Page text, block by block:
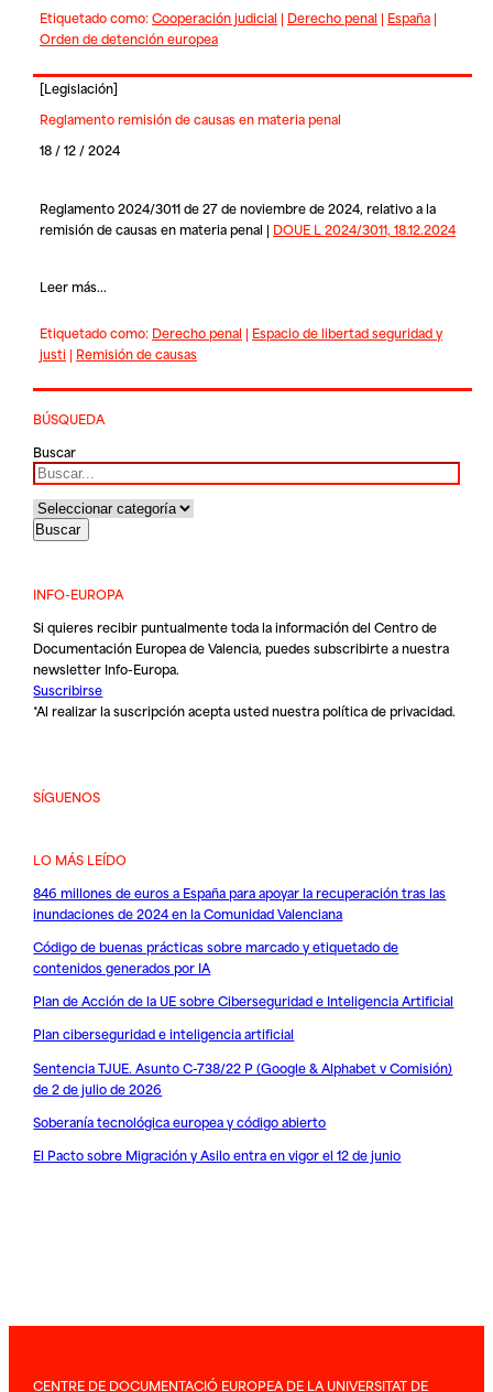
Etiquetado como:Cooperación judicial | Derecho penal | España|
Orden de detención europea
[Legislación]
Reglamento remisión de causas en materia penal
18 / 12 / 2024
Reglamento 2024/3011 de 27 de noviembre de 2024, relativo a la
remisión de causas en materia penal | DOUE L 2024/3011, 18.12.2024
Leer más...
Etiquetado como: Derecho penal | Espacio de libertad seguridad y
justi| Remisión de causas
BÚSQUEDA
Buscar
INFO-EUROPA
Si quieres recibir puntualmente toda la información del Centro de
Documentación Europea de Valencia, puedes subscribirte a nuestra
newsletter Info-Europa.
Suscribirse
*Al realizar la suscripción acepta usted nuestrapolítica de privacidad.
SÍGUENOS
LO MÁS LEÍDO
846 millones de euros a España para apoyar la recuperación tras las
inundaciones de 2024 en la Comunidad Valenciana
Código de buenas prácticas sobre marcado y etiquetado de
contenidos generados por IA
Plan de Acción de la UE sobre Ciberseguridad e Inteligencia Artificial
Plan ciberseguridad e inteligencia artificial
Sentencia TJUE. Asunto C-738/22 P (Google & Alphabet v Comisión)
de 2 de julio de 2026
Soberanía tecnológica europea y código abierto
El Pacto sobre Migración y Asilo entra en vigor el 12 de junio
CENTRE DE DOCUMENTACIÓ EUROPEA DE LA UNIVERSITAT DE